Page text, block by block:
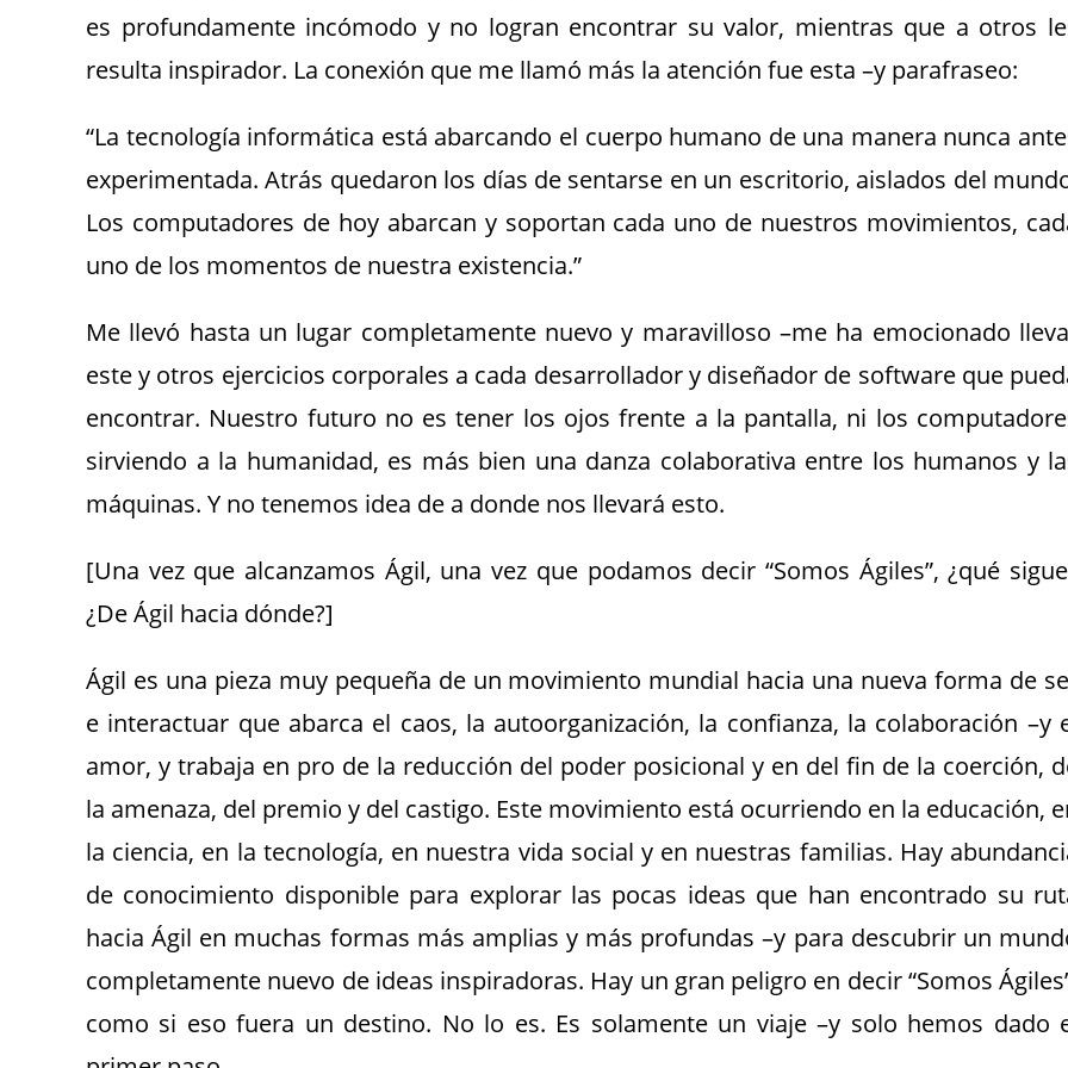
es profundamente incómodo y no logran encontrar su valor, mientras que a otros
resulta inspirador. La conexión que me llamó más la atención fue esta –y parafraseo:
“La tecnología informática está abarcando el cuerpo humano de una manera nunca
experimentada. Atrás quedaron los días de sentarse en un escritorio, aislados del
Los computadores de hoy abarcan y soportan cada uno de nuestros movimientos,
uno de los momentos de nuestra existencia.”
Me llevó hasta un lugar completamente nuevo y maravilloso –me ha emocionado
este y otros ejercicios corporales a cada desarrollador y diseñador de software que
encontrar. Nuestro futuro no es tener los ojos frente a la pantalla, ni los
sirviendo a la humanidad, es más bien una danza colaborativa entre los humanos y
máquinas. Y no tenemos idea de a donde nos llevará esto.
[Una vez que alcanzamos Ágil, una vez que podamos decir “Somos Ágiles”, ¿qué
¿De Ágil hacia dónde?]
Ágil es una pieza muy pequeña de un movimiento mundial hacia una nueva forma de
e interactuar que abarca el caos, la autoorganización, la confianza, la colaboración –y
amor, y trabaja en pro de la reducción del poder posicional y en del fin de la coerción,
la amenaza, del premio y del castigo. Este movimiento está ocurriendo en la educación,
la ciencia, en la tecnología, en nuestra vida social y en nuestras familias. Hay
de conocimiento disponible para explorar las pocas ideas que han encontrado su
hacia Ágil en muchas formas más amplias y más profundas –y para descubrir un
completamente nuevo de ideas inspiradoras. Hay un gran peligro en decir “Somos
como si eso fuera un destino. No lo es. Es solamente un viaje –y solo hemos dado